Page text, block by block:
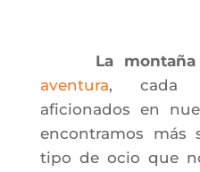
La montaña
aventura, cada
aficionados en
encontramos más
tipo de ocio que